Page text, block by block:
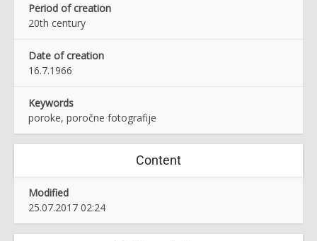
Period of creation
20th century
Date of creation
16.7.1966
Keywords
poroke, poročne fotografije
Content
Modified
25.07.2017 02:24